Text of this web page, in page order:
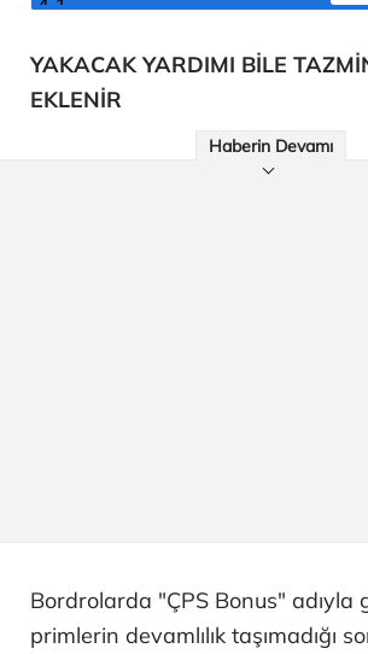
YAKACAK YARDIMI BİLE
EKLENİR
Haberin Devamı
Bordrolarda "ÇPS Bonus" adıyla
primlerin devamlılık taşımadığı